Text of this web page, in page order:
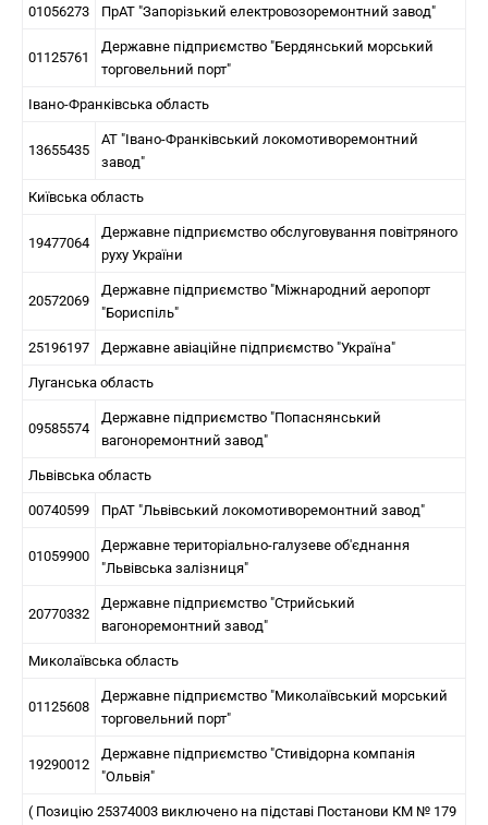
01056273 ПрАТ "Запорізький електровозоремонтний завод"
01125761
Державне підприємство "Бердянський морський
торговельний порт"
Івано-Франківська область
13655435
АТ "Івано-Франківський локомотиворемонтний
завод"
Київська область
19477064
Державне підприємство обслуговування повітряного
руху України
20572069
Державне підприємство "Міжнародний аеропорт
"Бориспіль"
25196197 Державне авіаційне підприємство "Україна"
Луганська область
09585574
Державне підприємство "Попаснянський
вагоноремонтний завод"
Львівська область
00740599 ПрАТ "Львівський локомотиворемонтний завод"
01059900
Державне територіально-галузеве об'єднання
"Львівська залізниця"
20770332
Державне підприємство "Стрийський
вагоноремонтний завод"
Миколаївська область
01125608
Державне підприємство "Миколаївський морський
торговельний порт"
19290012
Державне підприємство "Стивідорна компанія
"Ольвія"
( Позицію 25374003 виключено на підставі Постанови КМ № 179